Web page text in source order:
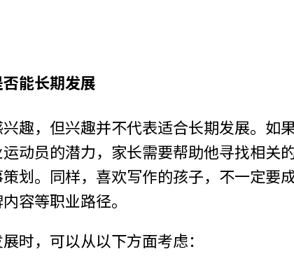
能长期发展
趣，但兴趣并不代表适合长期发展。如
动员的潜力，家长需要帮助他寻找相关
划。同样，喜欢写作的孩子，不一定要
容等职业路径。
时，可以从以下方面考虑：